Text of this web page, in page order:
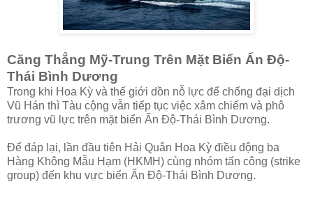
Căng Thẳng Mỹ-Trung Trên Mặt Biển Ấn Độ-
Thái Bình Dương
Trong khi Hoa Kỳ và thế giới dồn nỗ lực để chống đại dịch
Vũ Hán thì Tàu cộng vẫn tiếp tục việc xâm chiếm và phô
trương vũ lực trên mặt biển Ấn Độ-Thái Bình Dương.
Để đáp lại, lần đầu tiên Hải Quân Hoa Kỳ điều động ba
Hàng Không Mẫu Hạm (HKMH) cùng nhóm tấn công (strike
group) đến khu vực biển Ấn Độ-Thái Bình Dương.